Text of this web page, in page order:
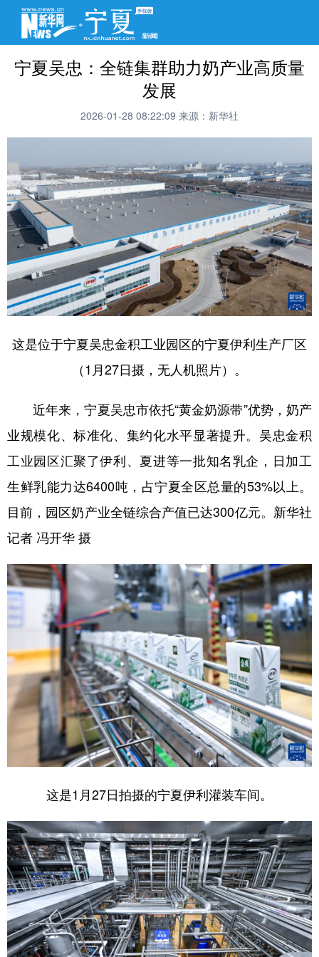
宁夏吴忠：全链集群助力奶产业高质量
发展
2026-01-28 08:22:09 来源：新华社
这是位于宁夏吴忠金积工业园区的宁夏伊利生产厂区
（1月27日摄，无人机照片）。
近年来，宁夏吴忠市依托“黄金奶源带”优势，奶产
业规模化、标准化、集约化水平显著提升。吴忠金积
工业园区汇聚了伊利、夏进等一批知名乳企，日加工
生鲜乳能力达6400吨，占宁夏全区总量的53%以上。
目前，园区奶产业全链综合产值已达300亿元。新华社
记者 冯开华 摄
这是1月27日拍摄的宁夏伊利灌装车间。